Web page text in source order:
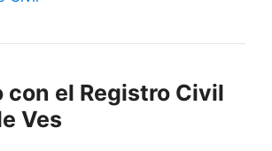
con el Registro Civil
Ves